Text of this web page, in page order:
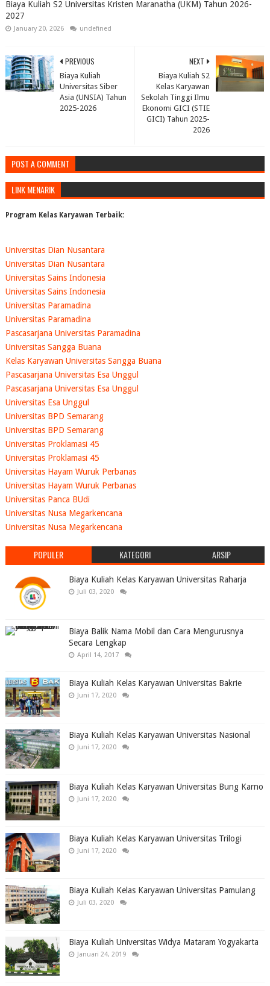
Biaya Kuliah S2 Universitas Kristen Maranatha (UKM) Tahun 2026-
2027
January 20, 2026 undefined
NEXT
Biaya Kuliah S2
Kelas Karyawan
Sekolah Tinggi Ilmu
Ekonomi GICI (STIE
GICI) Tahun 2025-
2026
PREVIOUS
Biaya Kuliah
Universitas Siber
Asia (UNSIA) Tahun
2025-2026
POST A COMMENT
LINK MENARIK
Program Kelas Karyawan Terbaik:
Universitas Dian Nusantara
Universitas Dian Nusantara
Universitas Sains Indonesia
Universitas Sains Indonesia
Universitas Paramadina
Universitas Paramadina
Pascasarjana Universitas Paramadina
Universitas Sangga Buana
Kelas Karyawan Universitas Sangga Buana
Pascasarjana Universitas Esa Unggul
Pascasarjana Universitas Esa Unggul
Universitas Esa Unggul
Universitas BPD Semarang
Universitas BPD Semarang
Universitas Proklamasi 45
Universitas Proklamasi 45
Universitas Hayam Wuruk Perbanas
Universitas Hayam Wuruk Perbanas
Universitas Panca BUdi
Universitas Nusa Megarkencana
Universitas Nusa Megarkencana
POPULER KATEGORI ARSIP
Biaya Kuliah Kelas Karyawan Universitas Raharja
Juli 03, 2020
Biaya Balik Nama Mobil dan Cara Mengurusnya
Secara Lengkap
April 14, 2017
Biaya Kuliah Kelas Karyawan Universitas Bakrie
Juni 17, 2020
Biaya Kuliah Kelas Karyawan Universitas Nasional
Juni 17, 2020
Biaya Kuliah Kelas Karyawan Universitas Bung Karno
Juni 17, 2020
Biaya Kuliah Kelas Karyawan Universitas Trilogi
Juni 17, 2020
Biaya Kuliah Kelas Karyawan Universitas Pamulang
Juli 03, 2020
Biaya Kuliah Universitas Widya Mataram Yogyakarta
Januari 24, 2019